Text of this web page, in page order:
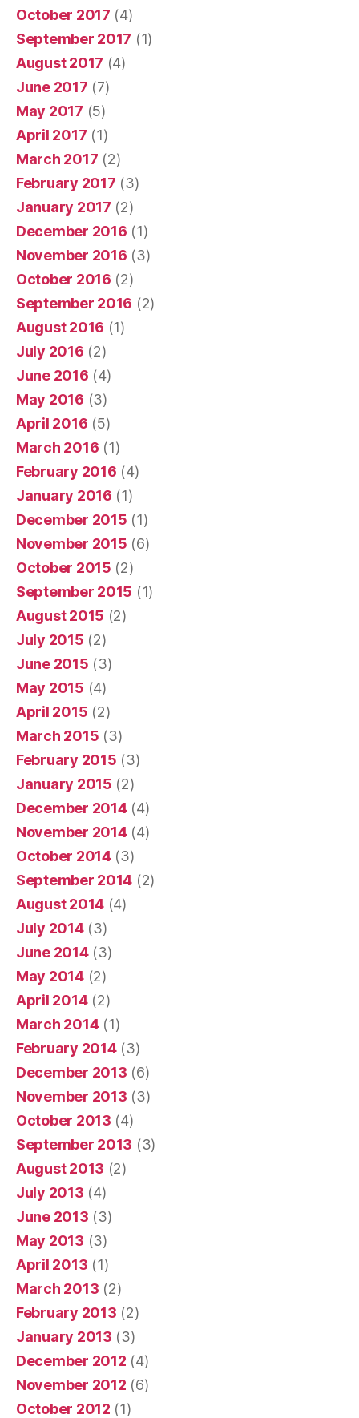
October 2017 (4)
September 2017 (1)
August 2017 (4)
June 2017 (7)
May 2017 (5)
April 2017 (1)
March 2017 (2)
February 2017 (3)
January 2017 (2)
December 2016 (1)
November 2016 (3)
October 2016 (2)
September 2016 (2)
August 2016 (1)
July 2016 (2)
June 2016 (4)
May 2016 (3)
April 2016 (5)
March 2016 (1)
February 2016 (4)
January 2016 (1)
December 2015 (1)
November 2015 (6)
October 2015 (2)
September 2015 (1)
August 2015 (2)
July 2015 (2)
June 2015 (3)
May 2015 (4)
April 2015 (2)
March 2015 (3)
February 2015 (3)
January 2015 (2)
December 2014(4)
November 2014(4)
October 2014(3)
September 2014 (2)
August 2014 (4)
July 2014(3)
June 2014(3)
May 2014(2)
April 2014(2)
March 2014(1)
February 2014(3)
December 2013 (6)
November 2013 (3)
October 2013 (4)
September 2013 (3)
August 2013 (2)
July 2013 (4)
June 2013 (3)
May 2013 (3)
April 2013 (1)
March 2013 (2)
February 2013 (2)
January 2013 (3)
December 2012 (4)
November 2012 (6)
October 2012 (1)